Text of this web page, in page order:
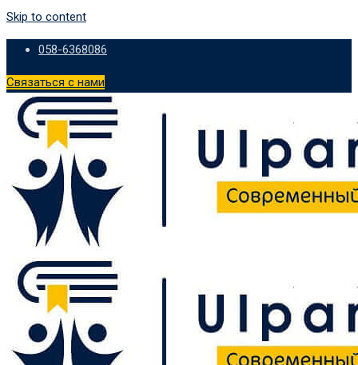
Skip to content
058-6368086
Связаться с нами